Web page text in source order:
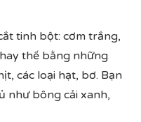
tinh bột: cơm trắng,
thế bằng những
các loại hạt, bơ. Bạn
như bông cải xanh,